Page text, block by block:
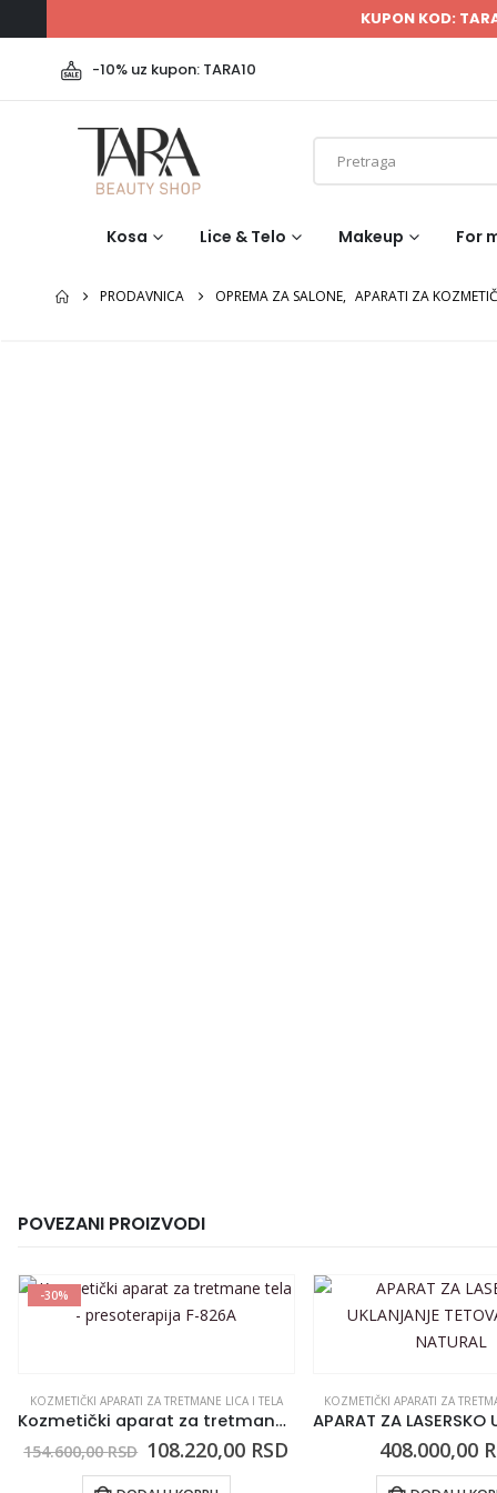
KUPON KOD:
-10% uz kupon: TARA10
Kosa Lice & Telo Makeup For
PRODAVNICA OPREMA ZA SALONE, APARATI ZA
POVEZANI PROIZVODI
-30%
KOZMETIČKI APARATI ZA TRETMANE LICA I TELA
Kozmetički aparat za tretmane tela – presoterapija F-826A
154.600,00RSD 108.220,00 RSD
KOZMETIČKI APARATI ZA
408.000,00